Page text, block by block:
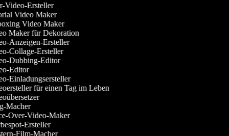
Video-Ersteller
Video Maker
Video Maker
Maker für Dekoration
Anzeigen-Ersteller
Collage-Ersteller
Dubbing-Editor
Editor
Einladungsersteller
für einen Tag im Leben
Macher
Over-Video-Maker
Ersteller
Film-Macher